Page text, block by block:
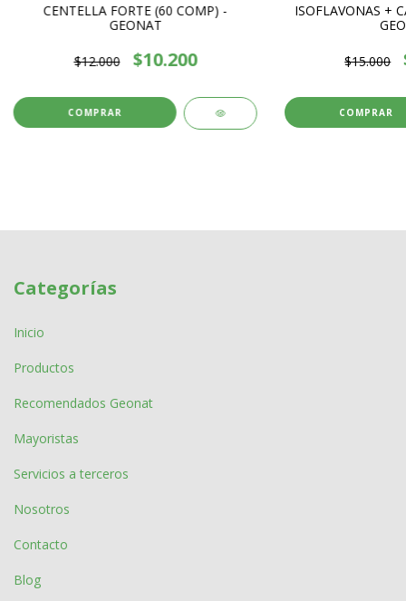
CENTELLA FORTE (60 COMP) -
GEONAT
$12.000 $10.200
ISOFLAVONAS +
$15.000
Categorías
Inicio
Productos
Recomendados Geonat
Mayoristas
Servicios a terceros
Nosotros
Contacto
Blog